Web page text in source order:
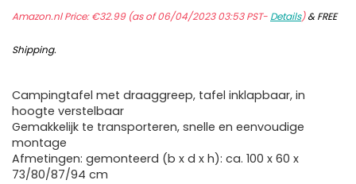
Amazon.nl Price:€32.99(as of 06/04/2023 03:53 PST- Details)&FREE
Shipping.
Campingtafel met draaggreep, tafel inklapbaar, in
hoogte verstelbaar
Gemakkelijk te transporteren, snelle en eenvoudige
montage
Afmetingen: gemonteerd (b x d x h): ca. 100 x 60 x
73/80/87/94 cm